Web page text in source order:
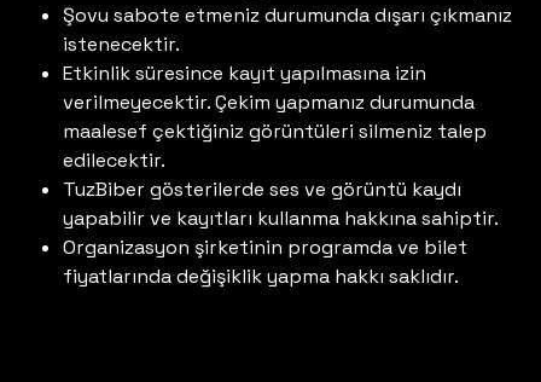
Şovu sabote etmeniz durumunda dışarı çıkmanız
istenecektir.
Etkinlik süresince kayıt yapılmasına izin
verilmeyecektir. Çekim yapmanız durumunda
maalesef çektiğiniz görüntüleri silmeniz talep
edilecektir.
TuzBiber gösterilerde ses ve görüntü kaydı
yapabilir ve kayıtları kullanma hakkına sahiptir.
Organizasyon şirketinin programda ve bilet
fiyatlarında değişiklik yapma hakkı saklıdır.